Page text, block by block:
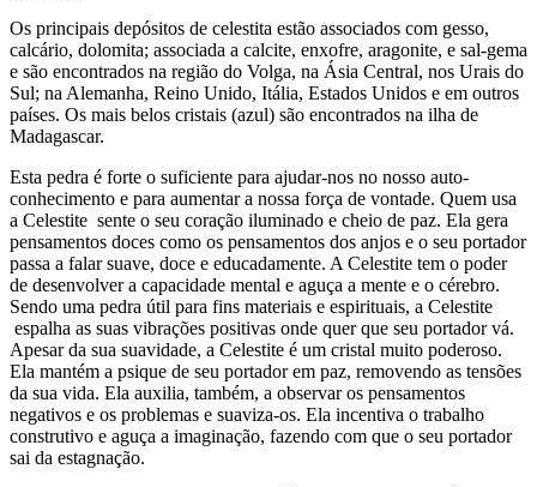
Os principais depósitos de celestita estão associados com gesso,
calcário, dolomita; associada a calcite, enxofre, aragonite, e sal-gema
e são encontrados na região do Volga, na Ásia Central, nos Urais do
Sul; na Alemanha, Reino Unido, Itália, Estados Unidos e em outros
países. Os mais belos cristais (azul) são encontrados na ilha de
Madagascar.
Esta pedra é forte o suficiente para ajudar-nos no nosso auto-
conhecimento e para aumentar a nossa força de vontade. Quem usa
a Celestite sente o seu coração iluminado e cheio de paz. Ela gera
pensamentos doces como os pensamentos dos anjos e o seu portador
passa a falar suave, doce e educadamente. A Celestite tem o poder
de desenvolver a capacidade mental e aguça a mente e o cérebro.
Sendo uma pedra útil para fins materiais e espirituais, a Celestite
espalha as suas vibrações positivas onde quer que seu portador vá.
Apesar da sua suavidade, a Celestite é um cristal muito poderoso.
Ela mantém a psique de seu portador em paz, removendo as tensões
da sua vida. Ela auxilia, também, a observar os pensamentos
negativos e os problemas e suaviza-os. Ela incentiva o trabalho
construtivo e aguça a imaginação, fazendo com que o seu portador
sai da estagnação.